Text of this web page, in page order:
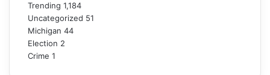
Trending 1,184
Uncategorized 51
Michigan 44
Election 2
Crime 1